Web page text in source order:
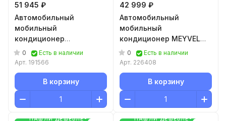
51 945 ₽
Автомобильный
мобильный
кондиционер
MobileComfort MC3024T
0
Есть в наличии
Арт. 191566
В корзину
42 999 ₽
Автомобильный
мобильный
кондиционер MEYVEL
AC-24TEC2800
0
Есть в наличии
Арт. 226408
В корзину
НАШЛИ ДЕШЕВЛЕ-
НАШЛИ ДЕШЕВЛЕ-